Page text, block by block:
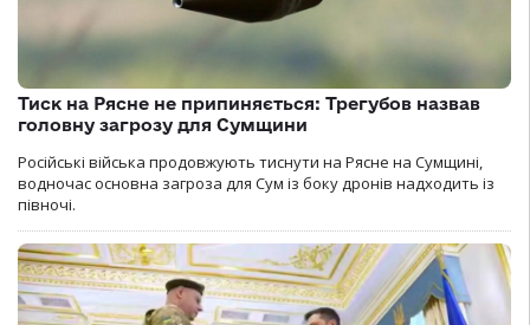
Тиск на Рясне не припиняється: Трегубов назвав
головну загрозу для Сумщини
Російські війська продовжують тиснути на Рясне на Сумщині,
водночас основна загроза для Сум із боку дронів надходить із
півночі.